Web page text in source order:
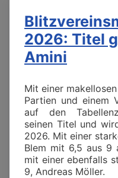
2026: Titel
Amini
Mit einer
Partien und einem
auf den
seinen Titel und
2026. Mit einer
Blem mit 6,5 aus 9
mit einer ebenfalls
9, Andreas Möller.